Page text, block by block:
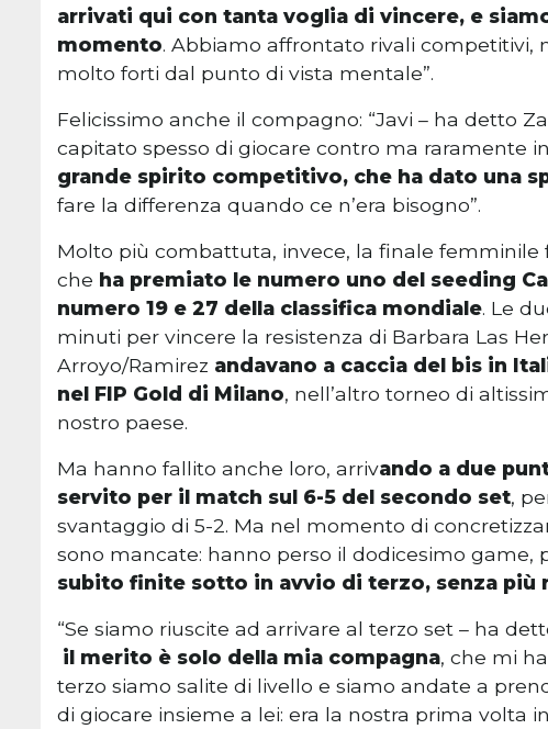
arrivati qui con tanta voglia di vincere, e
momento. Abbiamo affrontato rivali competitivi,
molto forti dal punto di vista mentale”.
Felicissimo anche il compagno: “Javi – ha detto
capitato spesso di giocare contro ma raramente
grande spirito competitivo, che ha dato una
fare la differenza quando ce n’era bisogno”.
Molto più combattuta, invece, la finale
che ha premiato le numero uno del seeding
numero 19 e 27 della classifica mondiale. Le
minuti per vincere la resistenza di Barbara Las
Arroyo/Ramirez andavano a caccia del bis in
nel FIP Gold di Milano, nell’altro torneo di
nostro paese.
Ma hanno fallito anche loro, arrivando a due
servito per il match sul 6-5 del secondo set,
svantaggio di 5-2. Ma nel momento di
sono mancate: hanno perso il dodicesimo game,
subito finite sotto in avvio di terzo, senza più
“Se siamo riuscite ad arrivare al terzo set – ha
il merito è solo della mia compagna, che mi
terzo siamo salite di livello e siamo andate a
di giocare insieme a lei: era la nostra prima volta